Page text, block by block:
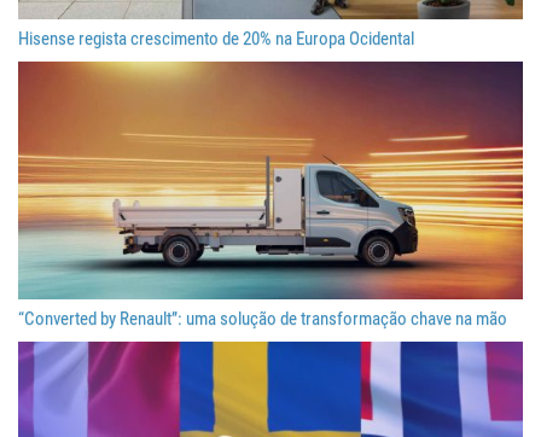
Hisense regista crescimento de 20% na Europa Ocidental
“Converted by Renault”: uma solução de transformação chave na mão